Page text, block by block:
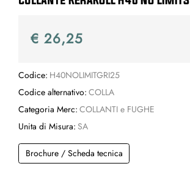
€ 26,25
Codice: H40NOLIMITGRI25
Codice alternativo: COLLA
Categoria Merc: COLLANTI e FUGHE
Unita di Misura: SA
Brochure / Scheda tecnica